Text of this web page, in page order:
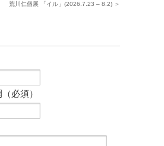
荒川仁個展 「イル」(2026.7.23 – 8.2) ＞
必須）